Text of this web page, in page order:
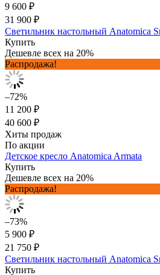
9 600 ₽
31 900 ₽
Светильник настольный Anatomica
Купить
Дешевле всех на 20%
Распродажа!
–72%
11 200 ₽
40 600 ₽
Хиты продаж
По акции
Детское кресло Anatomica Armata
Купить
Дешевле всех на 20%
Распродажа!
–73%
5 900 ₽
21 750 ₽
Светильник настольный Anatomica
Купить